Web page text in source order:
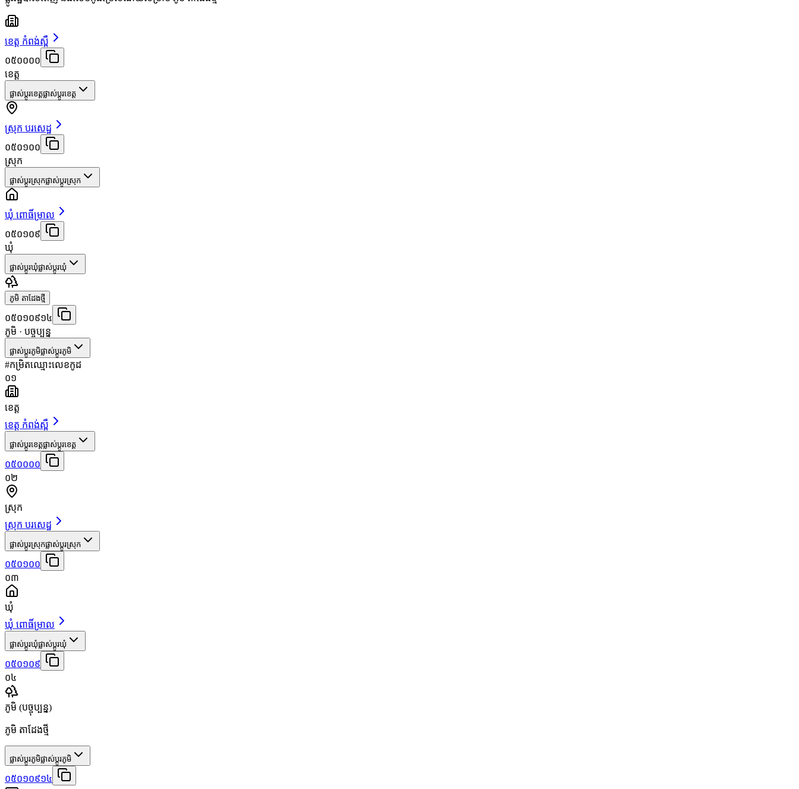
ខេត្ត កំពង់ស្ពឺ
០៥០០០០
ខេត្ត
ផ្លាស់ប្តូរខេត្តផ្លាស់ប្តូរខេត្ត
ស្រុក បរសេដ្ឋ
០៥០១០០
ស្រុក
ផ្លាស់ប្តូរស្រុកផ្លាស់ប្តូរស្រុក
ឃុំ ពោធិ៍ម្រាល
០៥០១០៩
ឃុំ
ផ្លាស់ប្តូរឃុំផ្លាស់ប្តូរឃុំ
ភូមិ តាដែងថ្មី
០៥០១០៩១៤
ភូមិ · បច្ចុប្បន្ន
ផ្លាស់ប្តូរភូមិផ្លាស់ប្តូរភូមិ
#កម្រិតឈ្មោះលេខកូដ
០១
ខេត្ត
ខេត្ត កំពង់ស្ពឺ
ផ្លាស់ប្តូរខេត្តផ្លាស់ប្តូរខេត្ត
០៥០០០០
០២
ស្រុក
ស្រុក បរសេដ្ឋ
ផ្លាស់ប្តូរស្រុកផ្លាស់ប្តូរស្រុក
០៥០១០០
០៣
ឃុំ
ឃុំ ពោធិ៍ម្រាល
ផ្លាស់ប្តូរឃុំផ្លាស់ប្តូរឃុំ
០៥០១០៩
០៤
ភូមិ (បច្ចុប្បន្ន)
ភូមិ តាដែងថ្មី
ផ្លាស់ប្តូរភូមិផ្លាស់ប្តូរភូមិ
០៥០១០៩១៤